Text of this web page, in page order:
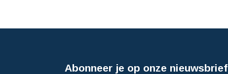
Abonneer je op onze nieuwsbrief